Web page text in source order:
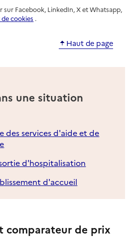
sur Facebook, LinkedIn, X et Whatsapp,
cookies .
Haut de page
une situation
des services d'aide et de
d'hospitalisation
d'accueil
comparateur de prix